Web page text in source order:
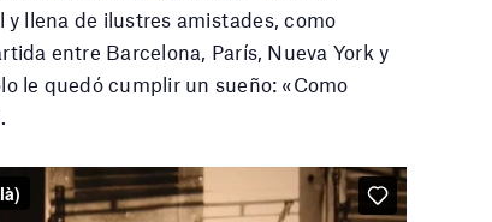
llena de ilustres amistades, como
entre Barcelona, ​​París, Nueva York y
le quedó cumplir un sueño: «Como